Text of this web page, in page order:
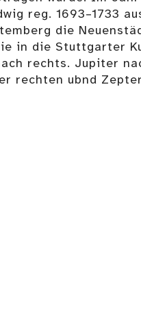
reg. 1693–1733
die
in die Stuttgarter
rechts. Jupiter
rechten ubnd